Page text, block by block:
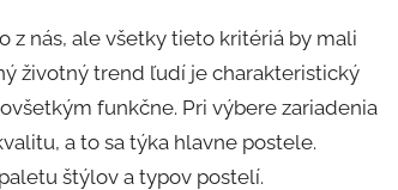
z nás, ale všetky tieto kritériá by mali
životný trend ľudí je charakteristický
funkčne. Pri výbere zariadenia
a to sa týka hlavne postele.
štýlov a typov postelí.